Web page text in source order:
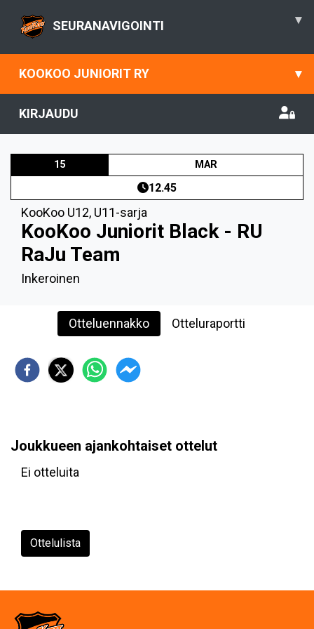
SEURANAVIGOINTI ▾
KOOKOO JUNIORIT RY ▾
KIRJAUDU
15 MAR
12.45
KooKoo U12, U11-sarja
KooKoo Juniorit Black - RU
RaJu Team
Inkeroinen
Otteluennakko Otteluraportti
Joukkueen ajankohtaiset ottelut
Ei otteluita
Ottelulista